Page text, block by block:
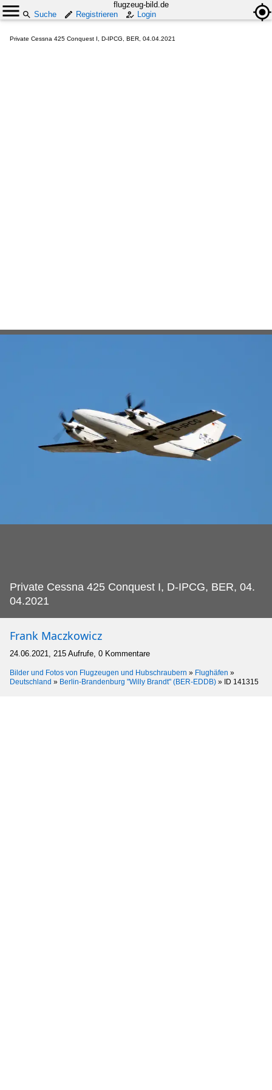
flugzeug-bild.de
Suche
Registrieren Login
Private Cessna 425 Conquest I, D-IPCG, BER, 04.04.2021
Private Cessna 425 Conquest I, D-IPCG, BER, 04.
04.2021
Frank Maczkowicz
24.06.2021, 215 Aufrufe, 0 Kommentare
Bilder und Fotos von Flugzeugen und Hubschraubern » Flughäfen »
Deutschland » Berlin-Brandenburg "Willy Brandt" (BER-EDDB) » ID 141315